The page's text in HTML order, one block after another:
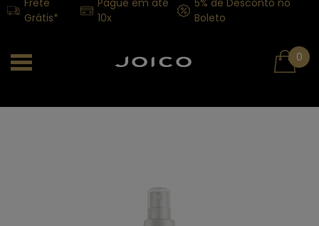
Frete
Grátis*
Pague em até
10x
5% de Desconto no
Boleto
0